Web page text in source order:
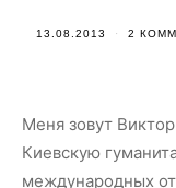
13.08.2013 2
Меня зовут
Киевскую
международных